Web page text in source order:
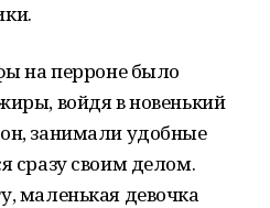
на перроне было
войдя в новенький
занимали удобные
сразу своим делом.
маленькая девочка